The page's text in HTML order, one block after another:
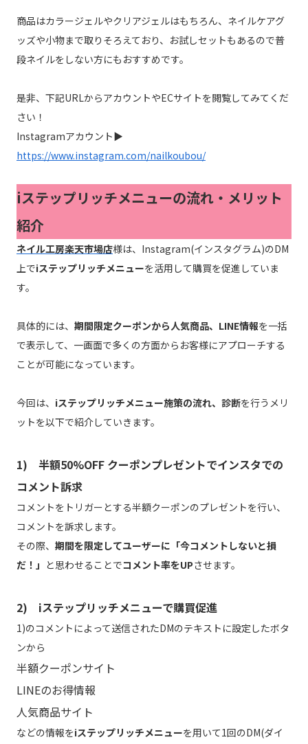
商品はカラージェルやクリアジェルはもちろん、ネイルケアグ
ッズや小物まで取りそろえており、お試しセットもあるので普
段ネイルをしない方にもおすすめです。
是非、下記URLからアカウントやECサイトを閲覧してみてくだ
さい！
Instagramアカウント▶
https://www.instagram.com/nailkoubou/
iステップリッチメニューの流れ・メリット
紹介
ネイル工房楽天市場店様は、Instagram(インスタグラム)のDM
上でiステップリッチメニューを活用して購買を促進していま
す。
具体的には、 期間限定クーポンから人気商品、LINE情報を一括
で表示して、一画面で多くの方面からお客様にアプローチする
ことが可能になっています。
今回は、 iステップリッチメニュー施策の流れ、診断を行うメリ
ットを以下で紹介していきます。
1) 半額50%OFF クーポンプレゼントでインスタでの
コメント訴求
コメントをトリガーとする半額クーポンのプレゼントを行い、
コメントを訴求します。
その際、 期間を限定してユーザーに「今コメントしないと損
だ！」 と思わせることでコメント率をUPさせます。
2) iステップリッチメニューで購買促進
1)のコメントによって送信されたDMのテキストに設定したボタ
ンから
半額クーポンサイト
LINEのお得情報
人気商品サイト
などの情報をiステップリッチメニューを用いて1回のDM(ダイ